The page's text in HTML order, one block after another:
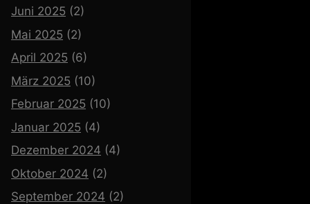
Juni 2025 (2)
Mai 2025 (2)
April 2025 (6)
März 2025 (10)
Februar 2025 (10)
Januar 2025 (4)
Dezember 2024 (4)
Oktober 2024 (2)
September 2024 (2)